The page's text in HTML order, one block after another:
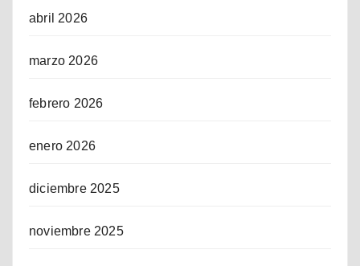
abril 2026
marzo 2026
febrero 2026
enero 2026
diciembre 2025
noviembre 2025